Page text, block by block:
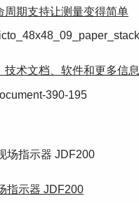
周期支持让测量变得简单
技术文档、软件和更多信息
指示器 JDF200